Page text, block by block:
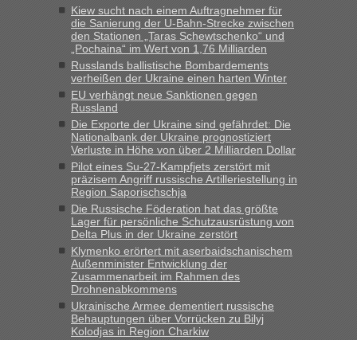
Milliarden aufgedeckt
„Kein Zoll. Du musst an sich nur sagen dass das privat ist
und du nicht damit handeln willst. So lange das nicht
Originalverpackt ist und ersichlich das nicht neu sollte es
keine Probleme geben“
Recht, Visa und Dokumente • Deklaration
gebrauchter Kleidung beim Zoll
„Hallo Leute, ich weiß nicht, ob ich hier richtig bin mit meiner
Anfrage. Ich möchte 4 Umzugskartons mit gebrauchter
Straßen Kleidung bei der Einreise in die Ukraine
mitnehmen. Es ist gebrauchte Kleidung...“
Berichte und Reisetipps • Re: An welchem
Grenzübergang zwischen Polen und der Ukraine geht es am
schnellsten?
„Wir sind mit unserem Wohnmobil, wie geplant am Montag
15.6. in Krakovets rüber. Sehr zeitig los gegen 5 Uhr in der
Früh. Mit sehr sehr wenig Verkehr, super bis zur Grenze. Nur
8 PKW vor der Schranke....“
Kiew sucht nach einem Auftragnehmer für
die Sanierung der U-Bahn-Strecke zwischen
den Stationen „Taras Schewtschenko“ und
„Pochaina“ im Wert von 1,76 Milliarden
Russlands ballistische Bombardements
verheißen der Ukraine einen harten Winter
EU verhängt neue Sanktionen gegen
Russland
Die Exporte der Ukraine sind gefährdet: Die
Nationalbank der Ukraine prognostiziert
Verluste in Höhe von über 2 Milliarden Dollar
Pilot eines Su-27-Kampfjets zerstört mit
präzisem Angriff russische Artilleriestellung in
Region Saporischschja
Die Russische Föderation hat das größte
Lager für persönliche Schutzausrüstung von
Delta Plus in der Ukraine zerstört
Klymenko erörtert mit aserbaidschanischem
Außenminister Entwicklung der
Zusammenarbeit im Rahmen des
Drohnenabkommens
Ukrainische Armee dementiert russische
Behauptungen über Vorrücken zu Bilyj
Kolodjas in Region Charkiw